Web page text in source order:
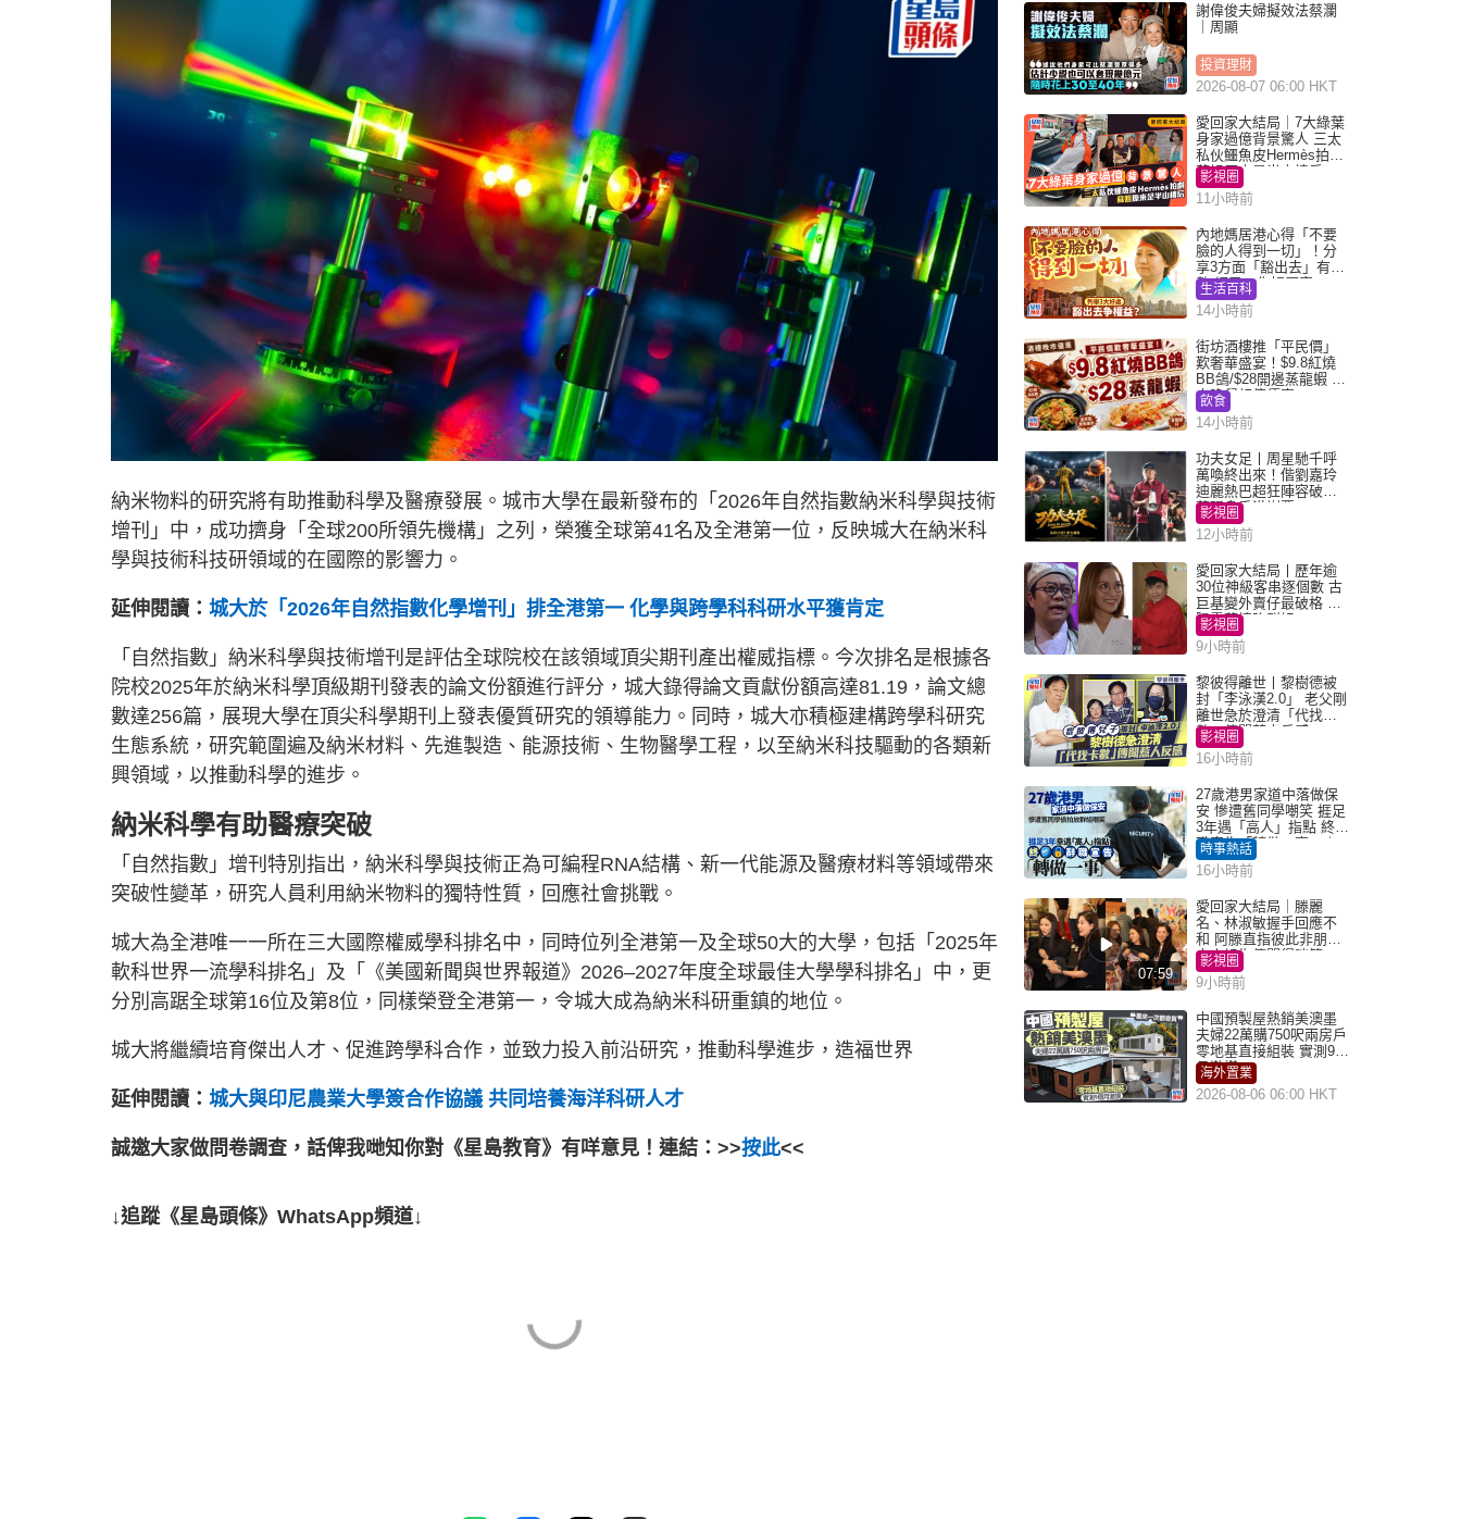
納米物料的研究將有助推動科學及醫療發展。城市大學在最新發布的「2026年自然指數納米科學與技術
增刊」中，成功擠身「全球200所領先機構」之列，榮獲全球第41名及全港第一位，反映城大在納米科
學與技術科技研領域的在國際的影響力。
延伸閱讀： 城大於「2026年自然指數化學增刊」排全港第一 化學與跨學科科研水平獲肯定
「自然指數」納米科學與技術增刊是評估全球院校在該領域頂尖期刊產出權威指標。今次排名是根據各
院校2025年於納米科學頂級期刊發表的論文份額進行評分，城大錄得論文貢獻份額高達81.19，論文總
數達256篇，展現大學在頂尖科學期刊上發表優質研究的領導能力。同時，城大亦積極建構跨學科研究
生態系統，研究範圍遍及納米材料、先進製造、能源技術、生物醫學工程，以至納米科技驅動的各類新
興領域，以推動科學的進步。
納米科學有助醫療突破
「自然指數」增刊特別指出，納米科學與技術正為可編程RNA結構、新一代能源及醫療材料等領域帶來
突破性變革，研究人員利用納米物料的獨特性質，回應社會挑戰。
城大為全港唯一一所在三大國際權威學科排名中，同時位列全港第一及全球50大的大學，包括「2025年
軟科世界一流學科排名」及「《美國新聞與世界報道》2026–2027年度全球最佳大學學科排名」中，更
分別高踞全球第16位及第8位，同樣榮登全港第一，令城大成為納米科研重鎮的地位。
城大將繼續培育傑出人才、促進跨學科合作，並致力投入前沿研究，推動科學進步，造福世界
延伸閱讀： 城大與印尼農業大學簽合作協議 共同培養海洋科研人才
誠邀大家做問卷調查，話俾我哋知你對《星島教育》有咩意見！連結：>>按此<<
↓追蹤《星島頭條》WhatsApp頻道↓
謝偉俊夫婦擬效法蔡瀾
｜周顯
投資理財
2026-08-07 06:00 HKT
愛回家大結局｜7大綠葉
身家過億背景驚人 三太
私伙鱷魚皮Hermès拍劇
蘇姐原來是半山樓后
影視圈
11小時前
內地媽居港心得「不要
臉的人得到一切」！分
享3方面「豁出去」有著
數 網民：你好厲害
生活百科
14小時前
街坊酒樓推「平民價」
歎奢華盛宴！$9.8紅燒
BB鴿/$28開邊蒸龍蝦 3
大晚餐超值優惠
飲食
14小時前
功夫女足丨周星馳千呼
萬喚終出來！偕劉嘉玲
迪麗熱巴超狂陣容破天
荒現身香港謝票
影視圈
12小時前
愛回家大結局丨歷年逾
30位神級客串逐個數 古
巨基變外賣仔最破格 歐
陽震華情陷群姐
影視圈
9小時前
黎彼得離世丨黎樹德被
封「李泳漢2.0」 老父剛
離世急於澄清「代找卡
數」傳聞惹人反感
影視圈
16小時前
27歲港男家道中落做保
安 慘遭舊同學嘲笑 捱足
3年遇「高人」指點 終辭
職宣告「轉做一事」｜
Juicy叮
時事熱話
16小時前
07:59
愛回家大結局｜滕麗
名、林淑敏握手回應不
和 阿滕直指彼此非朋友
大小姐指傳聞得啖笑
影視圈
9小時前
中國預製屋熱銷美澳墨
夫婦22萬購750呎兩房戶
零地基直接組裝 實測9個
月激讚
海外置業
2026-08-06 06:00 HKT